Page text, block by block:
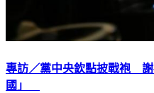
專訪／黨中央欽點披戰袍
國」